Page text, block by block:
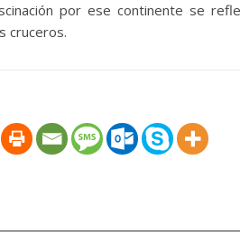
por ese continente se
cruceros.